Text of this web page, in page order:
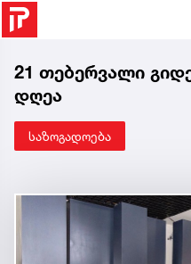
21 თებერვალი
დღეა
საზოგადოება